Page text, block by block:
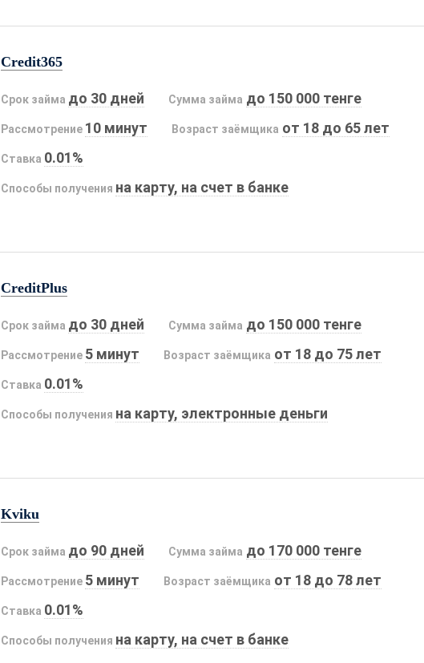
Credit365
Срок займа до 30 дней Сумма займа до 150 000 тенге
Рассмотрение 10 минут Возраст заёмщика от 18 до 65 лет
Ставка 0.01%
Способы получения на карту, на счет в банке
CreditPlus
Срок займа до 30 дней Сумма займа до 150 000 тенге
Рассмотрение 5 минут Возраст заёмщика от 18 до 75 лет
Ставка 0.01%
Способы получения на карту, электронные деньги
Kviku
Срок займа до 90 дней Сумма займа до 170 000 тенге
Рассмотрение 5 минут Возраст заёмщика от 18 до 78 лет
Ставка 0.01%
Способы получения на карту, на счет в банке